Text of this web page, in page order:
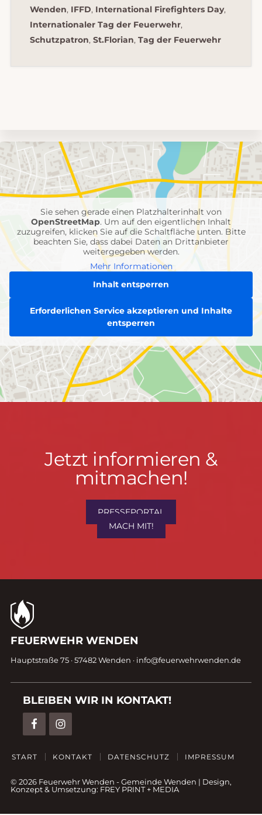
Wenden, IFFD, International Firefighters Day,
Internationaler Tag der Feuerwehr,
Schutzpatron, St.Florian, Tag der Feuerwehr
Umgebungskarte
mit
Feuerwehr-
Einheiten
Sie sehen gerade einen Platzhalterinhalt von
OpenStreetMap. Um auf den eigentlichen Inhalt
zuzugreifen, klicken Sie auf die Schaltfläche unten. Bitte
beachten Sie, dass dabei Daten an Drittanbieter
weitergegeben werden.
Mehr Informationen
Inhalt entsperren
Erforderlichen Service akzeptieren und Inhalte
entsperren
Jetzt
informieren
mitmachen!
Jetzt informieren &
mitmachen!
PRESSEPORTAL
MACH MIT!
Kontaktdaten
Fußzeile
FEUERWEHR WENDEN
Hauptstraße 75 · 57482 Wenden · info@feuerwehrwenden.de
BLEIBEN WIR IN KONTAKT!
START KONTAKT DATENSCHUTZ IMPRESSUM
© 2026 Feuerwehr Wenden -Gemeinde Wenden | Design,
Konzept & Umsetzung: FREY PRINT + MEDIA